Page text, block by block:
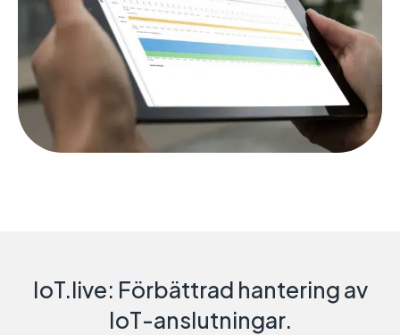
IoT.live: Förbättrad hantering av
IoT-anslutningar.